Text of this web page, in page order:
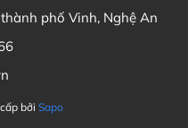
phố Vinh, Nghệ An
bởi Sapo